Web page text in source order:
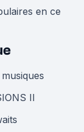
en ce
II